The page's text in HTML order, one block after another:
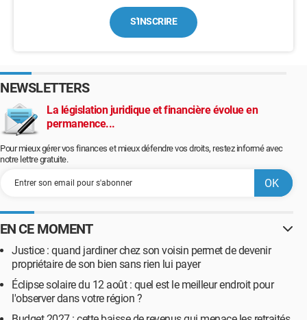
S'INSCRIRE
NEWSLETTERS
La législation juridique et financière évolue en
permanence...
Pour mieux gérer vos finances et mieux défendre vos droits, restez informé avec
notre lettre gratuite.
EN CE MOMENT
Justice : quand jardiner chez son voisin permet de devenir
propriétaire de son bien sans rien lui payer
Éclipse solaire du 12 août : quel est le meilleur endroit pour
l'observer dans votre région ?